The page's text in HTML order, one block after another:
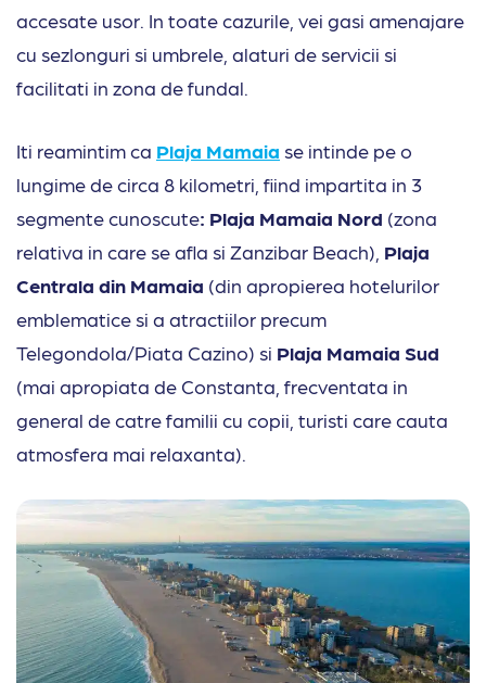
accesate usor. In toate cazurile, vei gasi amenajare
cu sezlonguri si umbrele, alaturi de servicii si
facilitati in zona de fundal.
Iti reamintim ca Plaja Mamaia se intinde pe o
lungime de circa 8 kilometri, fiind impartita in 3
segmente cunoscute: Plaja Mamaia Nord (zona
relativa in care se afla si Zanzibar Beach), Plaja
Centrala din Mamaia (din apropierea hotelurilor
emblematice si a atractiilor precum
Telegondola/Piata Cazino) si Plaja Mamaia Sud
(mai apropiata de Constanta, frecventata in
general de catre familii cu copii, turisti care cauta
atmosfera mai relaxanta).